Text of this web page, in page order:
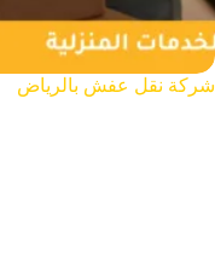
شركة نقل عفش بالرياض